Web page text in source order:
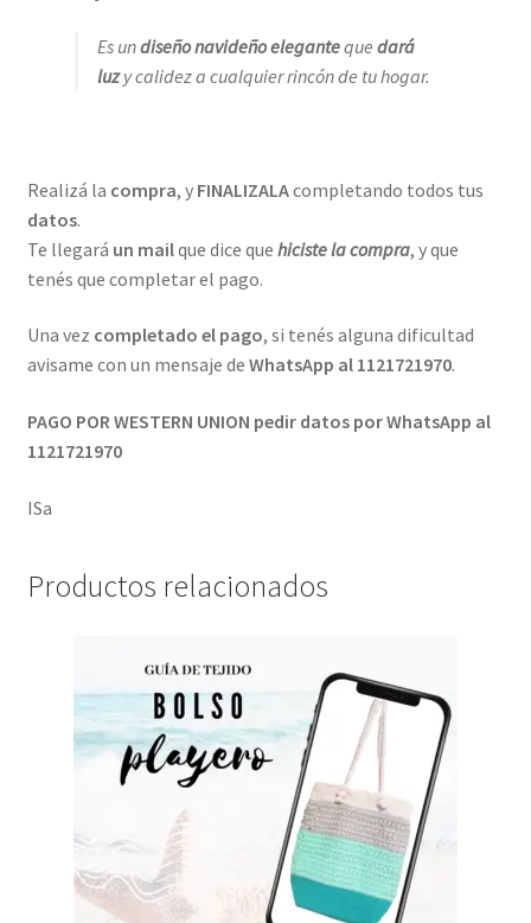
Es undiseño navideño eleganteque dará
luz y calidez a cualquier rincón de tu hogar.
Realizá la compra, y FINALIZALAcompletando todos tus
datos.
Te llegará un mailque dice que hiciste la compra, y que
tenés que completar el pago.
Una vez completado el pago, si tenés alguna dificultad
avisame con un mensaje de WhatsApp al 1121721970.
PAGO POR WESTERN UNION pedir datos por WhatsApp al
1121721970
ISa
Productos relacionados